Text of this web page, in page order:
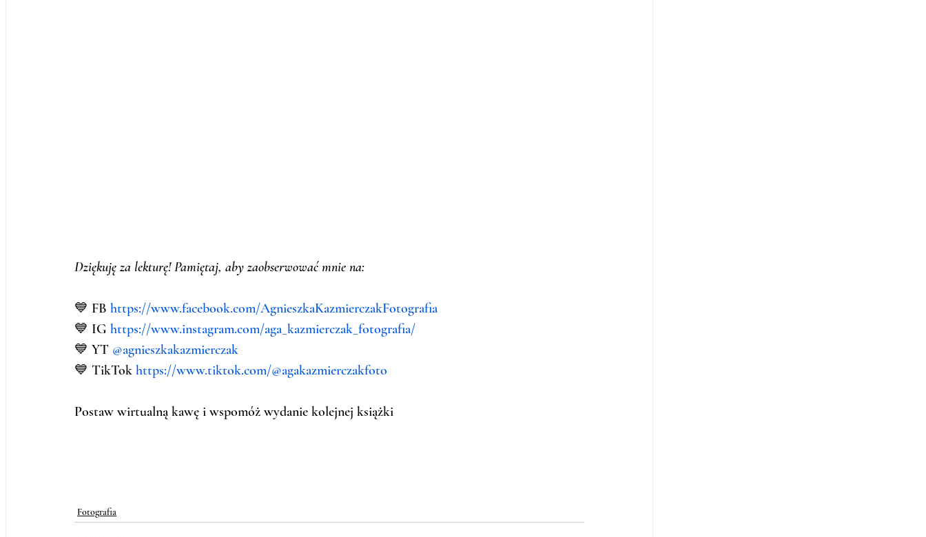
Dziękuję za lekturę! Pamiętaj, aby zaobserwować mnie na:
💙 FB https://www.facebook.com/AgnieszkaKazmierczakFotografia
💙 IG https://www.instagram.com/aga_kazmierczak_fotografia/
💙 YT @agnieszkakazmierczak
💙 TikTok https://www.tiktok.com/@agakazmierczakfoto
Postaw wirtualną kawę i wspomóż wydanie kolejnej książki
Fotografia